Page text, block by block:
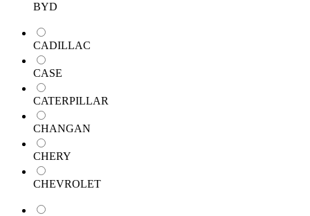
BYD
CADILLAC
CASE
CATERPILLAR
CHANGAN
CHERY
CHEVROLET